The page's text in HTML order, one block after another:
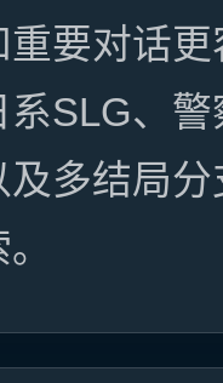
要对话
SLG、警
多结局